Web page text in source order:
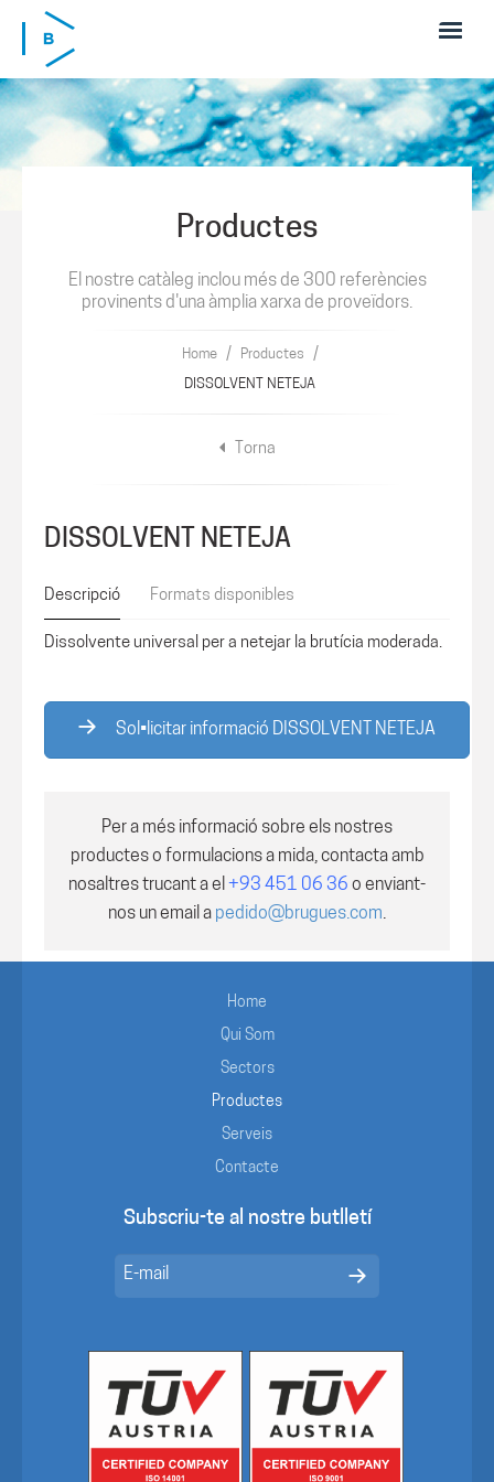
Skip to main content
Productes
El nostre catàleg inclou més de 300 referències
provinents d'una àmplia xarxa de proveïdors.
Home / Productes /
DISSOLVENT NETEJA
Torna
DISSOLVENT NETEJA
Descripció Formats disponibles
Dissolvente universal per a netejar la brutícia moderada.
Sol•licitar informació DISSOLVENT NETEJA
Per a més informació sobre els nostres
productes o formulacions a mida, contacta amb
nosaltres trucant a el +93 451 06 36 o enviant-
nos un email a pedido@brugues.com.
Home
Qui Som
Sectors
Productes
Serveis
Contacte
Subscriu-te al nostre butlletí